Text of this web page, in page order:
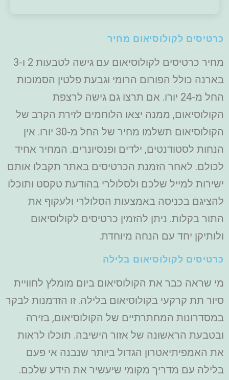
כרטיסים לקולוסיאום מחיר
מחיר כרטיסים לקולוסיאום עם גישה לטבעות 2 ו-3
בארנה כולל הפורום הרומי וגבעת פלטין הסמוכות
החל מ-24 יורו. אם תרצו גם גישה לרצפת
הקולוסיאום, ממנה יצאו הלוחמים לזירת הקרב של
הקולוסיאום תשלמו מחיר של החל מ-30 יורו. אין
הנחות לסטודנטים, ילדים ופנסיונרים. המחיר אחיד
לכולם. לאחר הזמנת הכרטיסים באתר תקבלו אותם
ישירות למייל שלכם ולסלולרי בהודעת טקסט ותוכלו
להציגם בכניסה באמצעות הסלולרי ולעקוף את
התור בקלות. ניתן להזמין כרטיסים לקולוסיאום
ולותיקן יחד עם הנחה מיוחדת.
כרטיסים לקולוסיאום בלילה
מי שראה כבר את הקולוסיאום ביום מומלץ לחוויית
סיור תת קרקעי בקולוסיאום בלילה. זו הזדמנות לבקר
במסדרונות המחתרתיים של הקולוסיאום, בזירה
ובטבעת הראשונה של אזור הישיבה. תוכלו לראות
את האמפיתיאטרון הגדול ביותר שנבנה אי פעם
בלילה עם מדריך מקומי שיעשיר את הידע שלכם.